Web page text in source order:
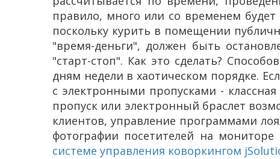
правило, много или со временем
поскольку курить в помещении
"время-деньги", должен быть
"старт-стоп". Как это сделать?
дням недели в хаотическом порядке.
с электронными пропусками -
пропуск или электронный браслет
клиентов, управление программами
фотографии посетителей на
системе управления коворкингом